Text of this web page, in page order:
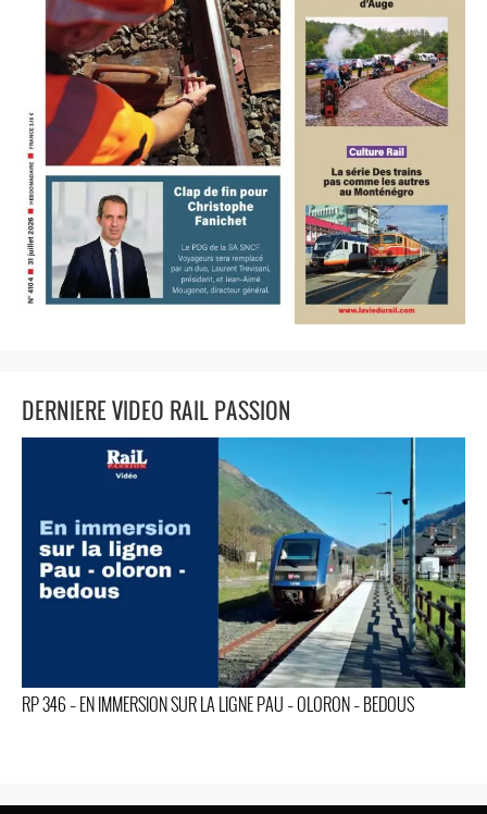
DERNIERE VIDEO RAIL PASSION
RP 346 – EN IMMERSION SUR LA LIGNE PAU – OLORON – BEDOUS